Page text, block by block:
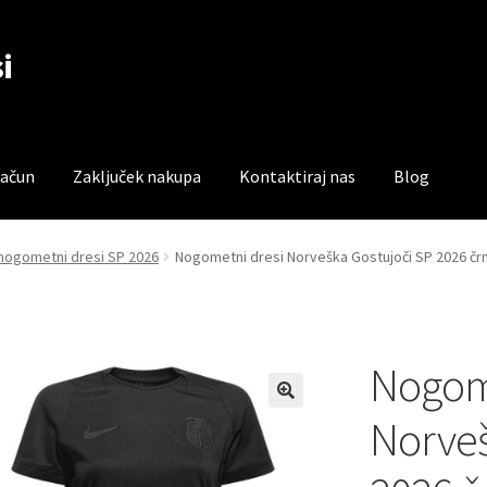
Zaključek nakupa Kontaktiraj nas Blog
Trgovina Zaključek nakupa
dresi SP 2026 Nogometni dresi Norveška Gostujoči SP 2026